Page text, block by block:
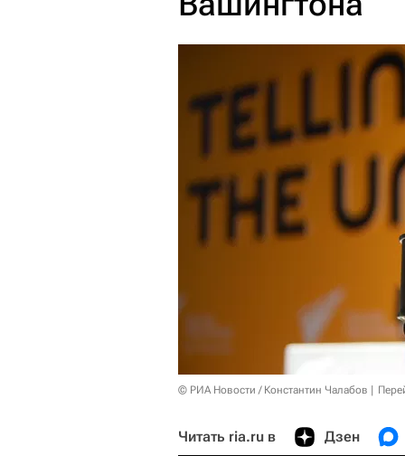
© РИА Новости / Константин Чалабов
Читать ria.ru в Дзен